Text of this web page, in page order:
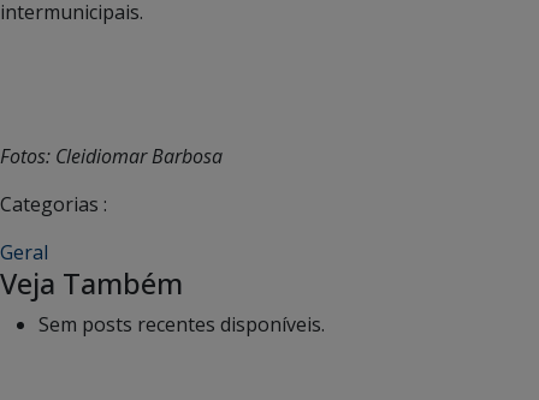
intermunicipais.
Fotos: Cleidiomar Barbosa
Categorias :
Geral
Veja Também
Sem posts recentes disponíveis.